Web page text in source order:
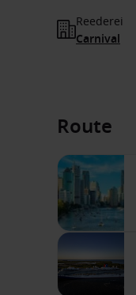
Reederei
Carnival
Route